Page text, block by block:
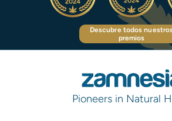
Descubre todos
premios
Pioneers in Natural